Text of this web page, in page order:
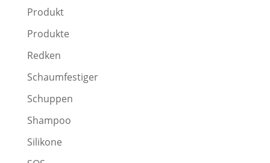
Produkt
Produkte
Redken
Schaumfestiger
Schuppen
Shampoo
Silikone